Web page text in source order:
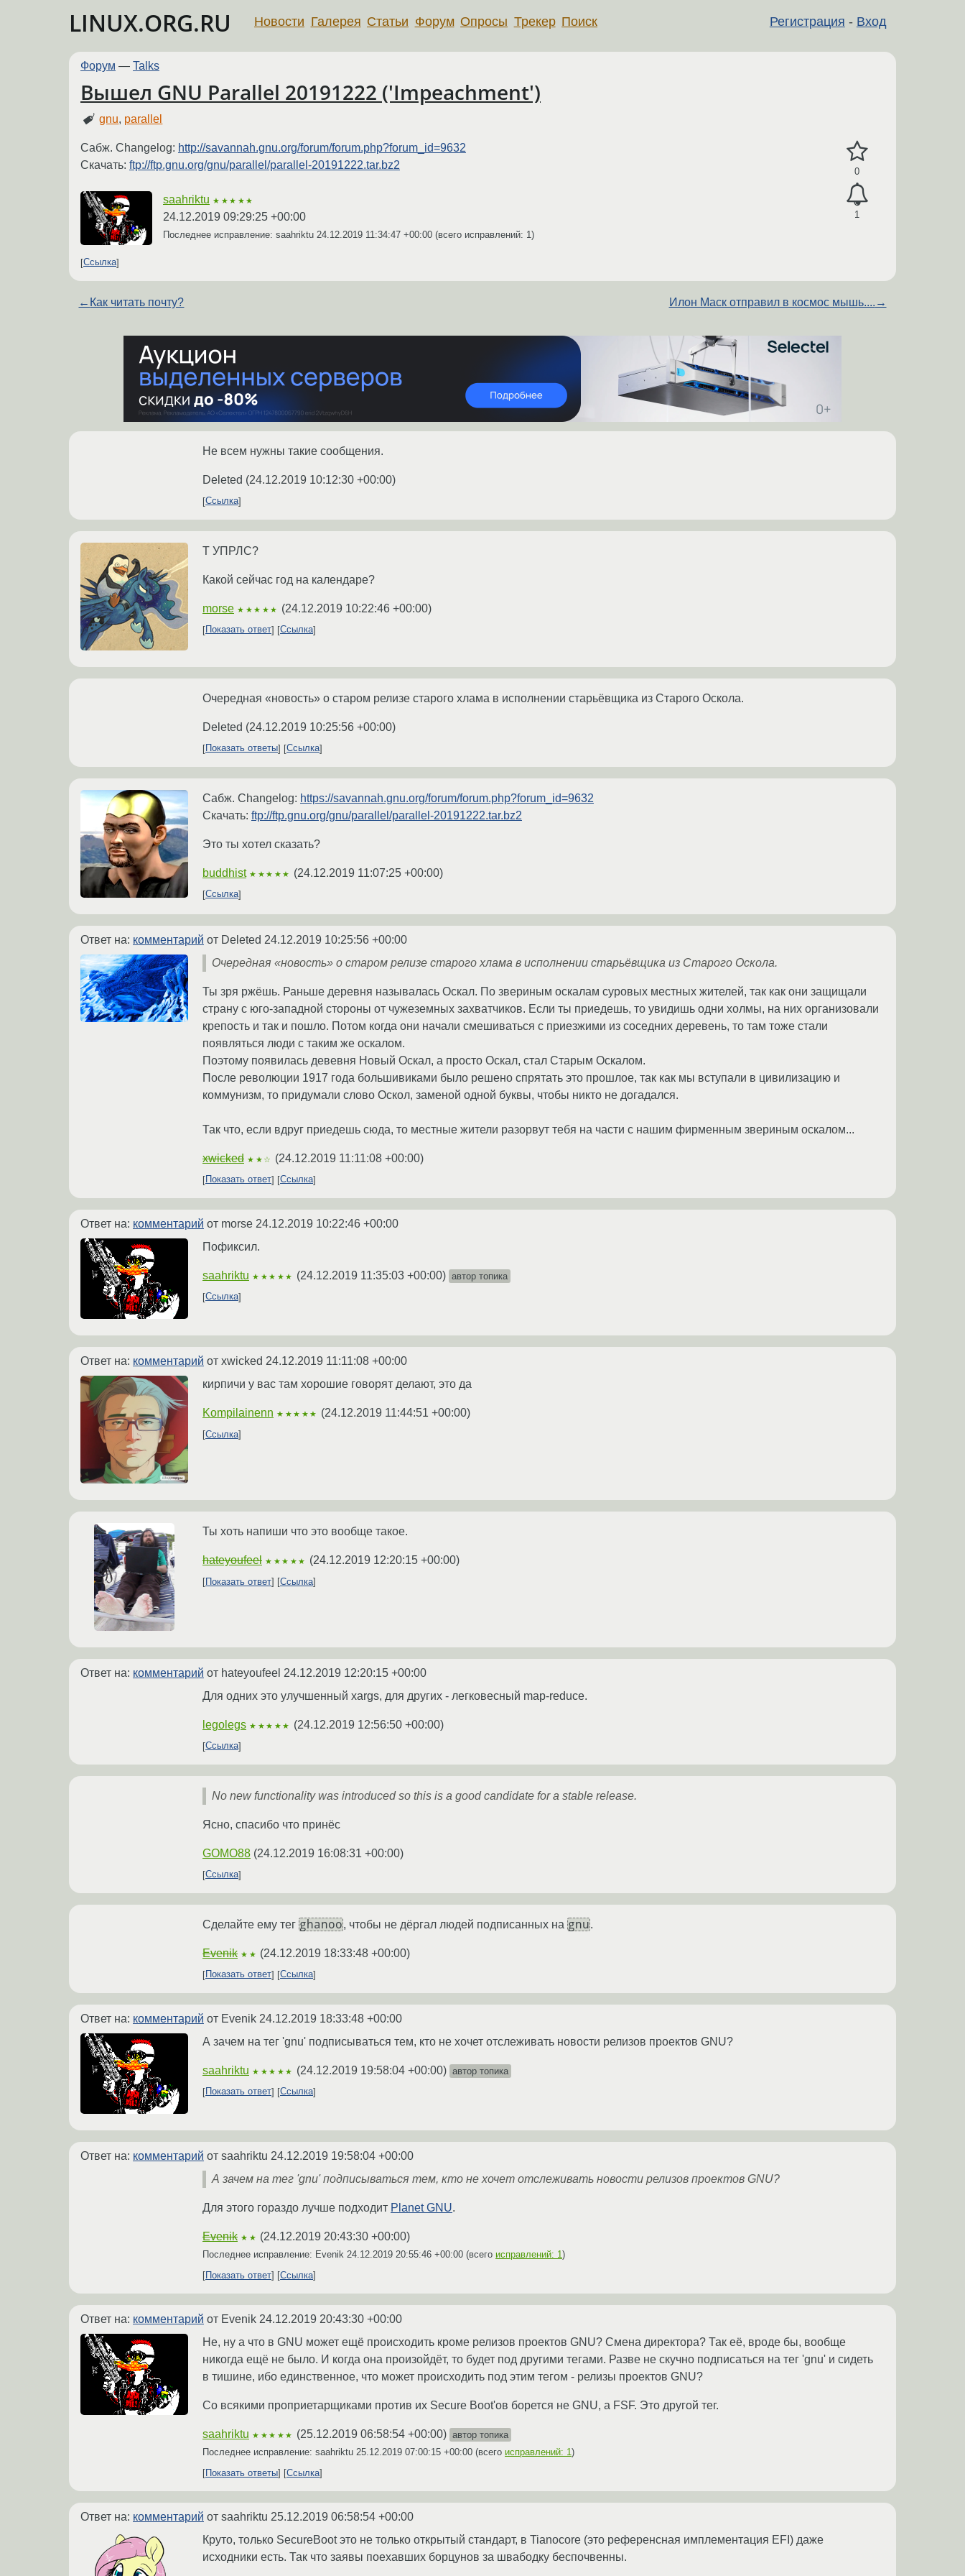
LINUX.ORG.RU Регистрация - Вход
Новости Галерея Статьи Форум Опросы Трекер Поиск
Форум — Talks
Вышел GNU Parallel 20191222 ('Impeachment')
gnu, parallel
0
1
Сабж. Changelog: http://savannah.gnu.org/forum/forum.php?forum_id=9632
Скачать: ftp://ftp.gnu.org/gnu/parallel/parallel-20191222.tar.bz2
saahriktu ★★★★★
24.12.2019 09:29:25 +00:00
Последнее исправление: saahriktu 24.12.2019 11:34:47 +00:00 (всего исправлений: 1)
Ссылка
← Как читать почту? Илон Маск отправил в космос мышь.... →
Не всем нужны такие сообщения.
Deleted (24.12.2019 10:12:30 +00:00)
Ссылка
Т УПРЛС?
Какой сейчас год на календаре?
morse ★★★★★ (24.12.2019 10:22:46 +00:00)
Показать ответ Ссылка
Очередная «новость» о старом релизе старого хлама в исполнении старьёвщика из Старого Оскола.
Deleted (24.12.2019 10:25:56 +00:00)
Показать ответы Ссылка
Сабж. Changelog: https://savannah.gnu.org/forum/forum.php?forum_id=9632
Скачать: ftp://ftp.gnu.org/gnu/parallel/parallel-20191222.tar.bz2
Это ты хотел сказать?
buddhist ★★★★★ (24.12.2019 11:07:25 +00:00)
Ссылка
Ответ на: комментарий от Deleted 24.12.2019 10:25:56 +00:00
Очередная «новость» о старом релизе старого хлама в исполнении старьёвщика из Старого Оскола.
Ты зря ржёшь. Раньше деревня называлась Оскал. По звериным оскалам суровых местных жителей, так как они защищали
страну с юго-западной стороны от чужеземных захватчиков. Если ты приедешь, то увидишь одни холмы, на них организовали
крепость и так и пошло. Потом когда они начали смешиваться с приезжими из соседних деревень, то там тоже стали
появляться люди с таким же оскалом.
Поэтому появилась девевня Новый Оскал, а просто Оскал, стал Старым Оскалом.
После революции 1917 года большивиками было решено спрятать это прошлое, так как мы вступали в цивилизацию и
коммунизм, то придумали слово Оскол, заменой одной буквы, чтобы никто не догадался.
Так что, если вдруг приедешь сюда, то местные жители разорвут тебя на части с нашим фирменным звериным оскалом...
xwicked ★★☆ (24.12.2019 11:11:08 +00:00)
Показать ответ Ссылка
Ответ на: комментарий от morse 24.12.2019 10:22:46 +00:00
Пофиксил.
saahriktu ★★★★★ (24.12.2019 11:35:03 +00:00) автор топика
Ссылка
Ответ на: комментарий от xwicked 24.12.2019 11:11:08 +00:00
кирпичи у вас там хорошие говорят делают, это да
Kompilainenn ★★★★★ (24.12.2019 11:44:51 +00:00)
Ссылка
Ты хоть напиши что это вообще такое.
hateyoufeel ★★★★★ (24.12.2019 12:20:15 +00:00)
Показать ответ Ссылка
Ответ на: комментарий от hateyoufeel 24.12.2019 12:20:15 +00:00
Для одних это улучшенный xargs, для других - легковесный map-reduce.
legolegs ★★★★★ (24.12.2019 12:56:50 +00:00)
Ссылка
No new functionality was introduced so this is a good candidate for a stable release.
Ясно, спасибо что принёс
GOMO88 (24.12.2019 16:08:31 +00:00)
Ссылка
Сделайте ему тег ghanoo, чтобы не дёргал людей подписанных на gnu.
Evenik ★★ (24.12.2019 18:33:48 +00:00)
Показать ответ Ссылка
Ответ на: комментарий от Evenik 24.12.2019 18:33:48 +00:00
А зачем на тег 'gnu' подписываться тем, кто не хочет отслеживать новости релизов проектов GNU?
saahriktu ★★★★★ (24.12.2019 19:58:04 +00:00) автор топика
Показать ответ
Ссылка
Ответ на: комментарий от saahriktu 24.12.2019 19:58:04 +00:00
А зачем на тег 'gnu' подписываться тем, кто не хочет отслеживать новости релизов проектов GNU?
Для этого гораздо лучше подходит Planet GNU.
Evenik ★★ (24.12.2019 20:43:30 +00:00)
Последнее исправление: Evenik 24.12.2019 20:55:46 +00:00 (всего исправлений: 1)
Показать ответ
Ссылка
Ответ на: комментарий от Evenik 24.12.2019 20:43:30 +00:00
Не, ну а что в GNU может ещё происходить кроме релизов проектов GNU? Смена директора? Так её, вроде бы, вообще
никогда ещё не было. И когда она произойдёт, то будет под другими тегами. Разве не скучно подписаться на тег 'gnu' и сидеть
в тишине, ибо единственное, что может происходить под этим тегом - релизы проектов GNU?
Со всякими проприетарщиками против их Secure Boot'ов борется не GNU, а FSF. Это другой тег.
saahriktu ★★★★★ (25.12.2019 06:58:54 +00:00) автор топика
Последнее исправление: saahriktu 25.12.2019 07:00:15 +00:00 (всего исправлений: 1)
Показать ответы
Ссылка
Ответ на: комментарий от saahriktu 25.12.2019 06:58:54 +00:00
Круто, только SecureBoot это не только открытый стандарт, в Tianocore (это референсная имплементация EFI) даже
исходники есть. Так что заявы поехавших борцунов за швабодку беспочвенны.